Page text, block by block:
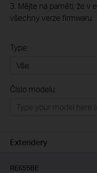
3. Mějte na paměti, že v
všechny verze firmwaru.
Type:
Business
Číslo modelu:
Extendery
RE655BE